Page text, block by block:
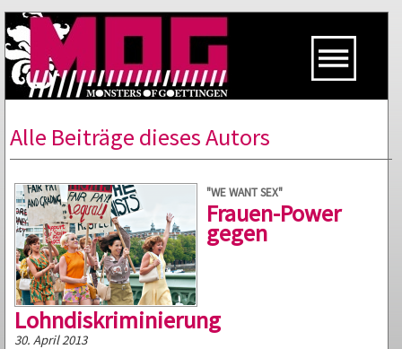
Alle Beiträge dieses Autors
"WE WANT SEX"
Frauen-Power
gegen
Lohndiskriminierung
30. April 2013